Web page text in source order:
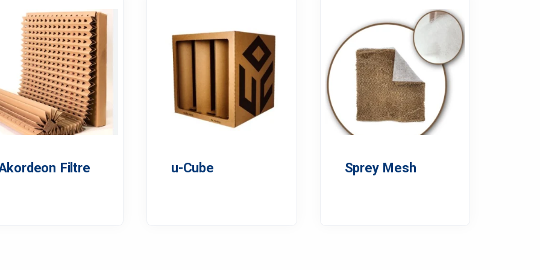
Filtre u-Cube Sprey Mesh